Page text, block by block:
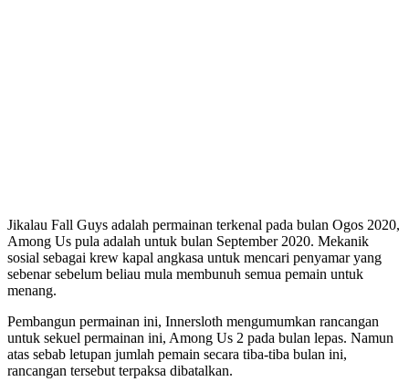
Jikalau Fall Guys adalah permainan terkenal pada bulan Ogos 2020,
Among Us pula adalah untuk bulan September 2020. Mekanik
sosial sebagai krew kapal angkasa untuk mencari penyamar yang
sebenar sebelum beliau mula membunuh semua pemain untuk
menang.
Pembangun permainan ini, Innersloth mengumumkan rancangan
untuk sekuel permainan ini, Among Us 2 pada bulan lepas. Namun
atas sebab letupan jumlah pemain secara tiba-tiba bulan ini,
rancangan tersebut terpaksa dibatalkan.